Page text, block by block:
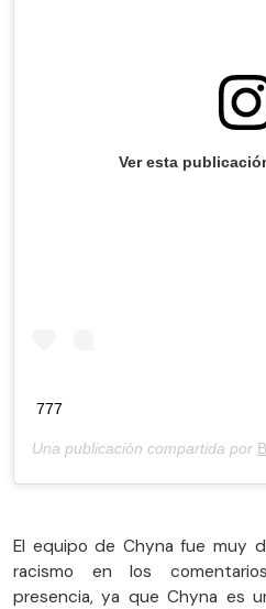
Ver esta
777
Una publicación compartida por
El equipo de Chyna fue muy
racismo en los
presencia, ya que Chyna es